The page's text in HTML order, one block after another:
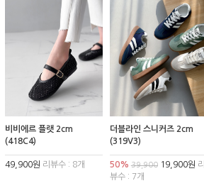
비비에르 플랫 2cm
(418C4)
49,900원 리뷰수 : 8개
더블라인 스니커즈 2cm
(319V3)
50% 39,90019,900원 리
뷰수 : 7개